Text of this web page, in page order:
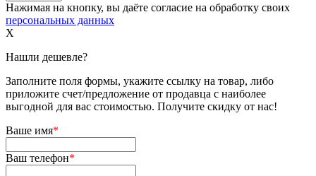
Нажимая на кнопку, вы даёте согласие на обработку своих
персональных данных
X
Нашли дешевле?
Заполните поля формы, укажите ссылку на товар, либо
приложите счет/предложение от продавца с наиболее
выгодной для вас стоимостью. Получите скидку от нас!
Ваше имя*
Ваш телефон*